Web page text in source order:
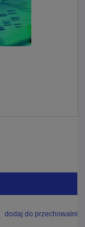
dodaj do przechowalni